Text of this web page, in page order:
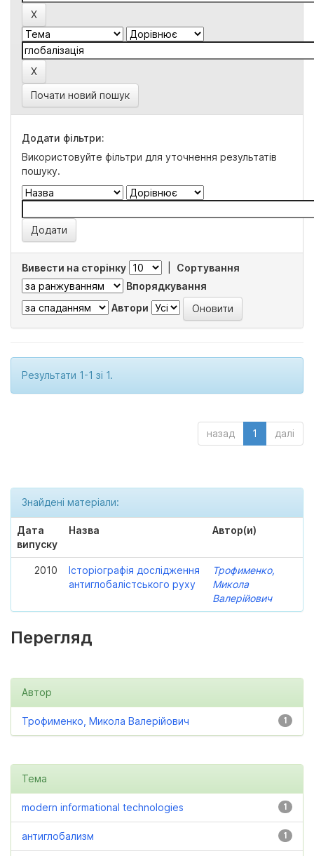
Почати новий пошук
Додати фільтри:
Використовуйте фільтри для уточнення результатів
пошуку.
Вивести на сторінку
Сортування
Впорядкування
Автори
Результати 1-1 зі 1.
назад 1 далі
Знайдені матеріали:
Дата
випуску
Назва Автор(и)
2010
Історіографія дослідження
антиглобалістського руху
Трофименко,
Микола
Валерійович
Перегляд
Автор
1
Трофименко, Микола Валерійович
Тема
1
modern informational technologies
1
антиглобализм